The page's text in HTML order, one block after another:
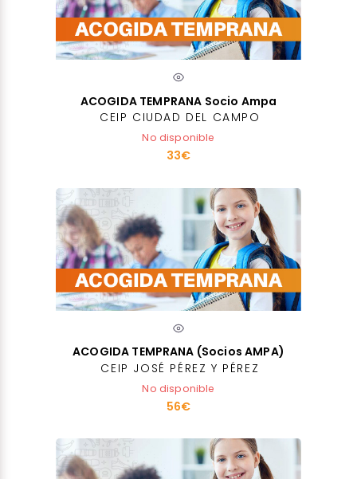
ACOGIDA TEMPRANA Socio Ampa
CEIP CIUDAD DEL CAMPO
No disponible
33€
ACOGIDA TEMPRANA (Socios AMPA)
CEIP JOSÉ PÉREZ Y PÉREZ
No disponible
56€